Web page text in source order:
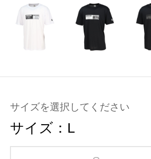
サイズを選択してください
サイズ： L